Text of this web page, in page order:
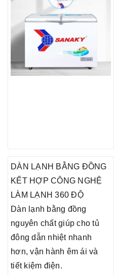
DÀN LẠNH BẰNG ĐỒNG
KẾT HỢP CÔNG NGHỆ
LÀM LẠNH 360 ĐỘ
Dàn lạnh bằng đồng
nguyên chất giúp cho tủ
đông dẫn nhiệt nhanh
hơn, vận hành êm ái và
tiết kiệm điện.